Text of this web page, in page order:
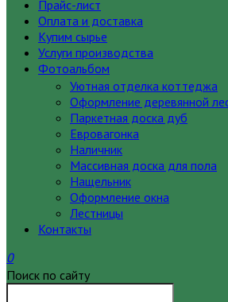
Прайс-лист
Оплата и доставка
Купим сырье
Услуги производства
Фотоальбом
Уютная отделка коттеджа
Оформление деревянной
Паркетная доска дуб
Евровагонка
Наличник
Массивная доска для пола
Нащельник
Оформление окна
Лестницы
Контакты
0
Поиск по сайту